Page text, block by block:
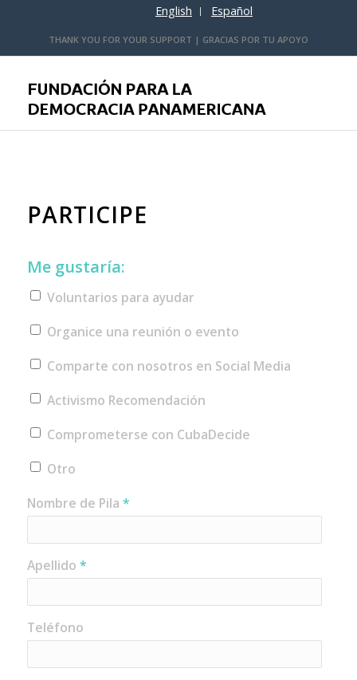
English Español
THANK YOU FOR YOUR SUPPORT | GRACIAS POR TU APOYO
PARTICIPE
Me gustaría:
Voluntarios para ayudar
Organice una reunión o evento
Comparte con nosotros en Social Media
Activismo Recomendación
Comprometerse con CubaDecide
Otro
Nombre de Pila *
Apellido *
Teléfono